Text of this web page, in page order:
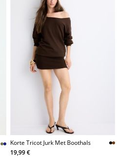
Korte Tricot Jurk Met Boothals
19,99 €